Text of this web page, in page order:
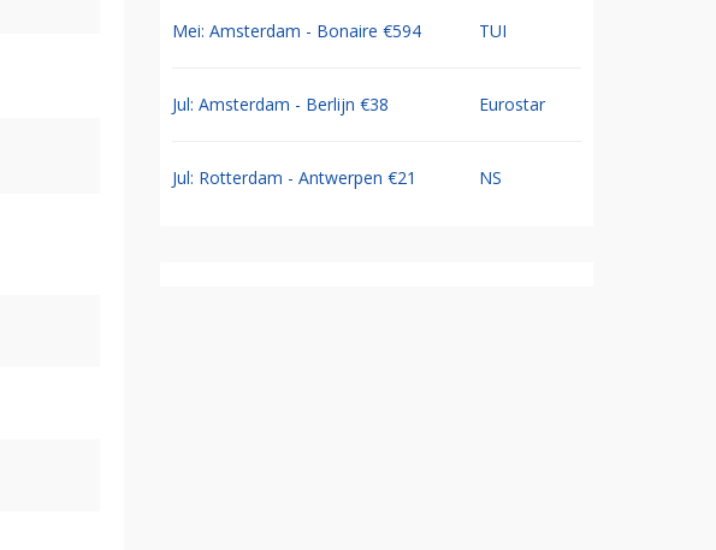
Mei: Amsterdam - Bonaire €594 TUI
Jul: Amsterdam - Berlijn €38 Eurostar
Jul: Rotterdam - Antwerpen €21 NS